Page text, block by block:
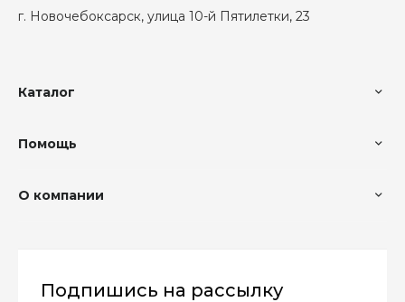
г. Новочебоксарск, улица 10-й Пятилетки, 23
Каталог
Помощь
О компании
Подпишись на рассылку